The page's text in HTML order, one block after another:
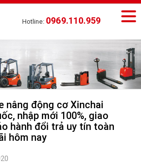
Hotline: 0969.110.959
nâng động cơ Xinchai
nhập mới 100%, giao
hành đổi trả uy tín toàn
hôm nay